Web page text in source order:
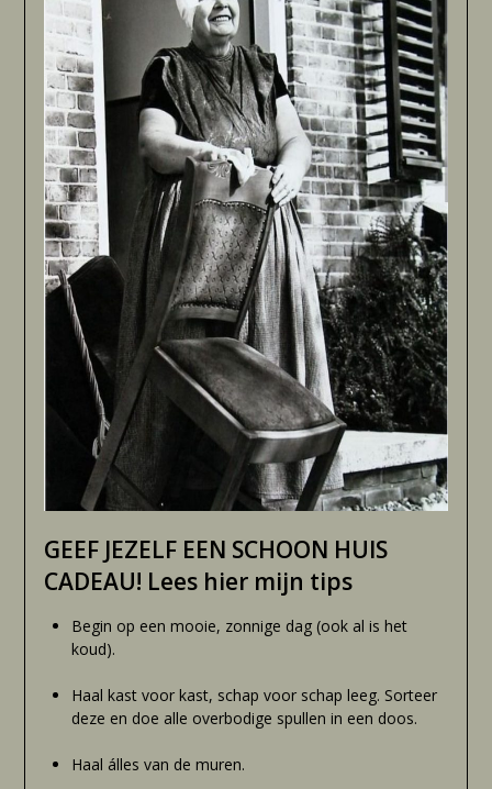
GEEF JEZELF EEN SCHOON HUIS
CADEAU! Lees hier mijn tips
Begin op een mooie, zonnige dag (ook al is het
koud).
Haal kast voor kast, schap voor schap leeg. Sorteer
deze en doe alle overbodige spullen in een doos.
Haal álles van de muren.